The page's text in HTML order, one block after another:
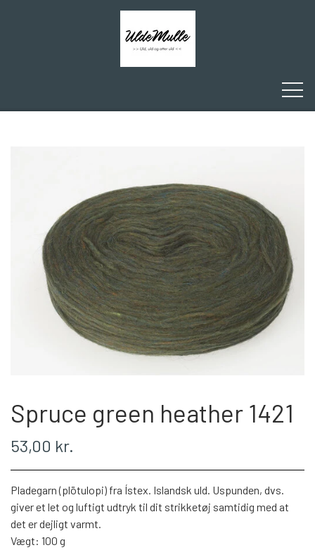
ULDEMULLE
KONTAKT
WEBSHOP
LÉTTLOPI
1 CLASS
ÁLAFOSS LOPI
Spruce green heather 1421
53,00 kr.
Pladegarn (plötulopi) fra Ístex. Islandsk uld. Uspunden, dvs.
giver et let og luftigt udtryk til dit strikketøj samtidig med at
det er dejligt varmt.
Vægt: 100 g